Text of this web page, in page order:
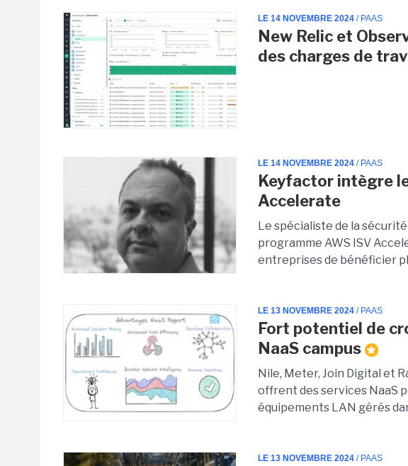
LE 14 NOVEMBRE 2024 / PAAS
New Relic et
des charges de
LE 14 NOVEMBRE 2024 / PAAS
Keyfactor intègre
Accelerate
Le spécialiste de la
programme AWS ISV
entreprises de bénéficier
LE 13 NOVEMBRE 2024 / PAAS
Fort potentiel de
NaaS campus
Nile, Meter, Join Digital et
offrent des services NaaS
équipements LAN gérés
LE 13 NOVEMBRE 2024 / PAAS